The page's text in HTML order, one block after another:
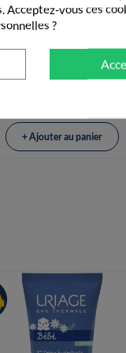
AP Hair
15,70 €
 Vue rapide
+ Ajouter au panier
Acceptez-vous ces
?